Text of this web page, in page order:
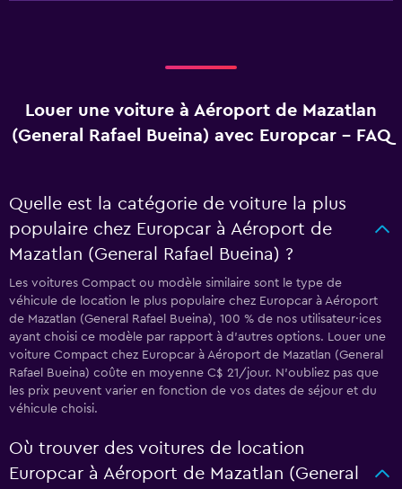
Louer une voiture à Aéroport de Mazatlan
(General Rafael Bueina) avec Europcar - FAQ
Quelle est la catégorie de voiture la plus
populaire chez Europcar à Aéroport de
Mazatlan (General Rafael Bueina) ?
Les voitures Compact ou modèle similaire sont le type de
véhicule de location le plus populaire chez Europcar à Aéroport
de Mazatlan (General Rafael Bueina), 100 % de nos utilisateur·ices
ayant choisi ce modèle par rapport à d’autres options. Louer une
voiture Compact chez Europcar à Aéroport de Mazatlan (General
Rafael Bueina) coûte en moyenne C$ 21/jour. N'oubliez pas que
les prix peuvent varier en fonction de vos dates de séjour et du
véhicule choisi.
Où trouver des voitures de location
Europcar à Aéroport de Mazatlan (General